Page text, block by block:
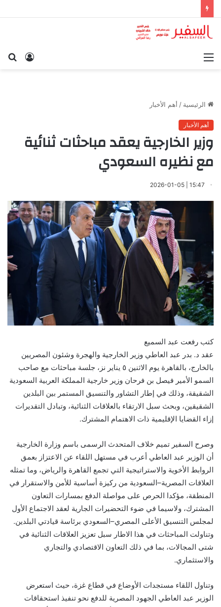
تسجيل
الرئيسية / أهم الأخبار
أهم الأخبار
وزير الخارجية يعقد مباحثات ثنائية
مع نظيره السعودي
كتب رفعت عبد السميع
عقد د. بدر عبد العاطي وزير الخارجية والهجرة وشئون المصريين
بالخارج، بالقاهرة يوم الاثنين ٥ يناير نز، جلسة مباحثات مع صاحب
السمو الأمير فيصل بن فرحان وزير خارجية المملكة العربية السعودية
الشقيقة، وذلك في إطار التشاور والتنسيق المستمر بين البلدين
الشقيقين، وبحث سبل الارتقاء بالعلاقات الثنائية، وتبادل التقديرات
إزاء القضايا الإقليمية ذات الاهتمام المشترك.
وصرح السفير تميم خلاف المتحدث الرسمى باسم وزارة الخارجية
أن الوزير عبد العاطي أعرب في مستهل اللقاء عن الاعتزاز بعمق
الروابط الأخوية والاستراتيجية التي تجمع القاهرة والرياض، وما تمثله
العلاقات المصرية–السعودية من ركيزة أساسية للأمن والاستقرار في
المنطقة، مؤكدا الحرص على مواصلة الدفع بمسارات التعاون
المشترك، ولاسيما في ضوء التحضيرات الجارية لعقد الاجتماع الأول
لمجلس التنسيق الأعلى المصري–السعودي برئاسة قيادتي البلدين.
وتناولت المباحثات في هذا الاطار سبل تعزيز العلاقات الثنائية في
شتى المجالات، بما في ذلك التعاون الاقتصادي والتجاري
والاستثماري.
وتناول اللقاء مستجدات الأوضاع في قطاع غزة، حيث استعرض
الوزير عبد العاطي الجهود المصرية للدفع نحو تنفيذ استحقاقات